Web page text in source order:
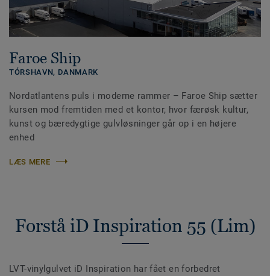
Faroe Ship
TÓRSHAVN, DANMARK
Nordatlantens puls i moderne rammer – Faroe Ship sætter
kursen mod fremtiden med et kontor, hvor færøsk kultur,
kunst og bæredygtige gulvløsninger går op i en højere
enhed
LÆS MERE
Forstå iD Inspiration 55 (Lim)
LVT-vinylgulvet iD Inspiration har fået en forbedret